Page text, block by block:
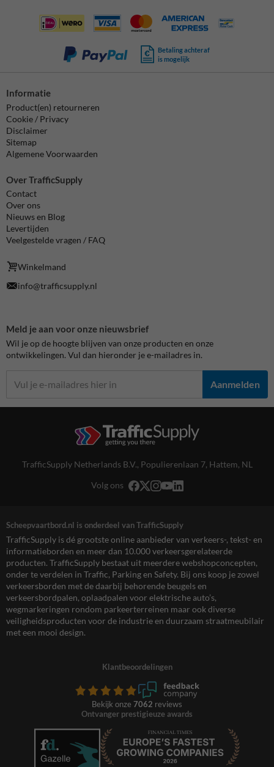
Betaling achteraf
is mogelijk
Informatie
Product(en) retourneren
Cookie / Privacy
Disclaimer
Sitemap
Algemene Voorwaarden
Over TrafficSupply
Contact
Over ons
Nieuws en Blog
Levertijden
Veelgestelde vragen / FAQ
Winkelmand
info@trafficsupply.nl
Meld je aan voor onze nieuwsbrief
Wil je op de hoogte blijven van onze producten en onze
ontwikkelingen. Vul dan hieronder je e-mailadres in.
Aanmelden
TrafficSupply Netherlands B.V., Populierenlaan 7, Hattem, NL
Volg ons
Scheepvaartbord.nl is onderdeel van TrafficSupply
TrafficSupply is dé grootste online aanbieder van verkeers-, tekst- en
informatieborden en meer dan 10.000 verkeersgerelateerde
producten. TrafficSupply bestaat uit meerdere webshopconcepten,
onder te verdelen in Traffic, Parking en Safety. Bij ons koop je zowel
verkeersborden met de daarbij behorende beugels en
verkeersbordpalen, oplaadpalen voor elektrische auto’s,
wegmarkeringen rondom parkeerterreinen maar ook diverse
veiligheidsproducten voor de industrie en duurzaam straatmeubilair
met een mooi design.
Klantbeoordelingen
Bekijk onze 7062 reviews
Ontvanger prestigieuze awards